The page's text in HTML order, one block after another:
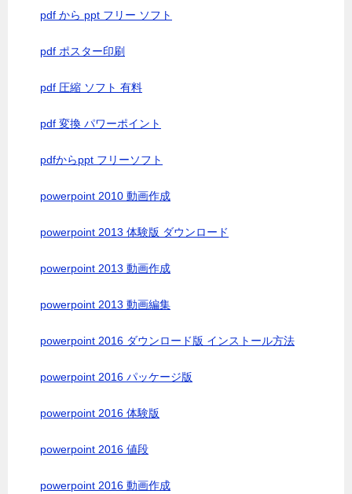
pdf から ppt フリー ソフト
pdf ポスター印刷
pdf 圧縮 ソフト 有料
pdf 変換 パワーポイント
pdfからppt フリーソフト
powerpoint 2010 動画作成
powerpoint 2013 体験版 ダウンロード
powerpoint 2013 動画作成
powerpoint 2013 動画編集
powerpoint 2016 ダウンロード版 インストール方法
powerpoint 2016 パッケージ版
powerpoint 2016 体験版
powerpoint 2016 値段
powerpoint 2016 動画作成